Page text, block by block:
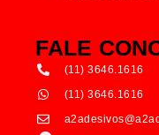
FALE
(11) 3646.1616
(11) 3646.1616